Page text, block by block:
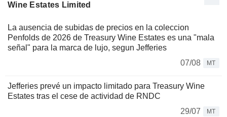
Wine Estates Limited
La ausencia de subidas de precios en la coleccion
Penfolds de 2026 de Treasury Wine Estates es una "mala
señal" para la marca de lujo, segun Jefferies
07/08
MT
Jefferies prevé un impacto limitado para Treasury Wine
Estates tras el cese de actividad de RNDC
29/07
MT